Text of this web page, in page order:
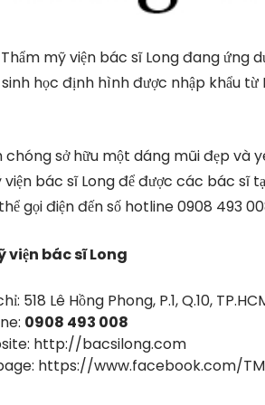
Thẩm mỹ viện bác sĩ Long đang
học định hình được nhập khẩu
chóng sở hữu một dáng mũi đẹp và
viện bác sĩ Long để được các bác sĩ
gọi điện đến số hotline 0908 493
viện bác sĩ Long
518 Lê Hồng Phong, P.1, Q.10,
0908 493 008
http://bacsilong.com
https://www.facebook.com/